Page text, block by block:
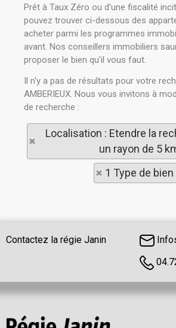
Prêt à Taux Zéro ou d'une fiscalité
pouvez trouver ci-dessous des
acheter parmi les programmes
avant. Nos conseillers immobiliers
proposer le bien qu'il vous faut.
Il n'y a pas de résultats pour votre
AMBERIEUX. Nous vous invitons à
de recherche :
Localisation : Etendre la
un rayon de 5
1 Type de bien
Contactez la régie Janin